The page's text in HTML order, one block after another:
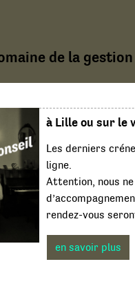
de la
à Lille ou sur le
Les derniers
ligne.
Attention, nous
rendez-vous
en savoir plus